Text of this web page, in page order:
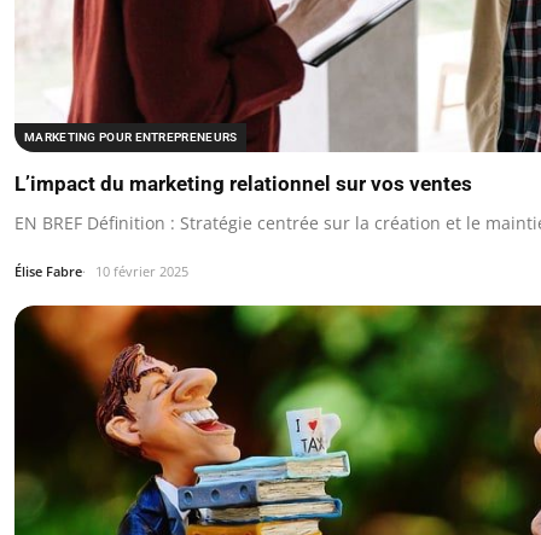
MARKETING POUR ENTREPRENEURS
L’impact du marketing relationnel sur vos ventes
EN BREF Définition : Stratégie centrée sur la création et le
Élise Fabre 10 février 2025